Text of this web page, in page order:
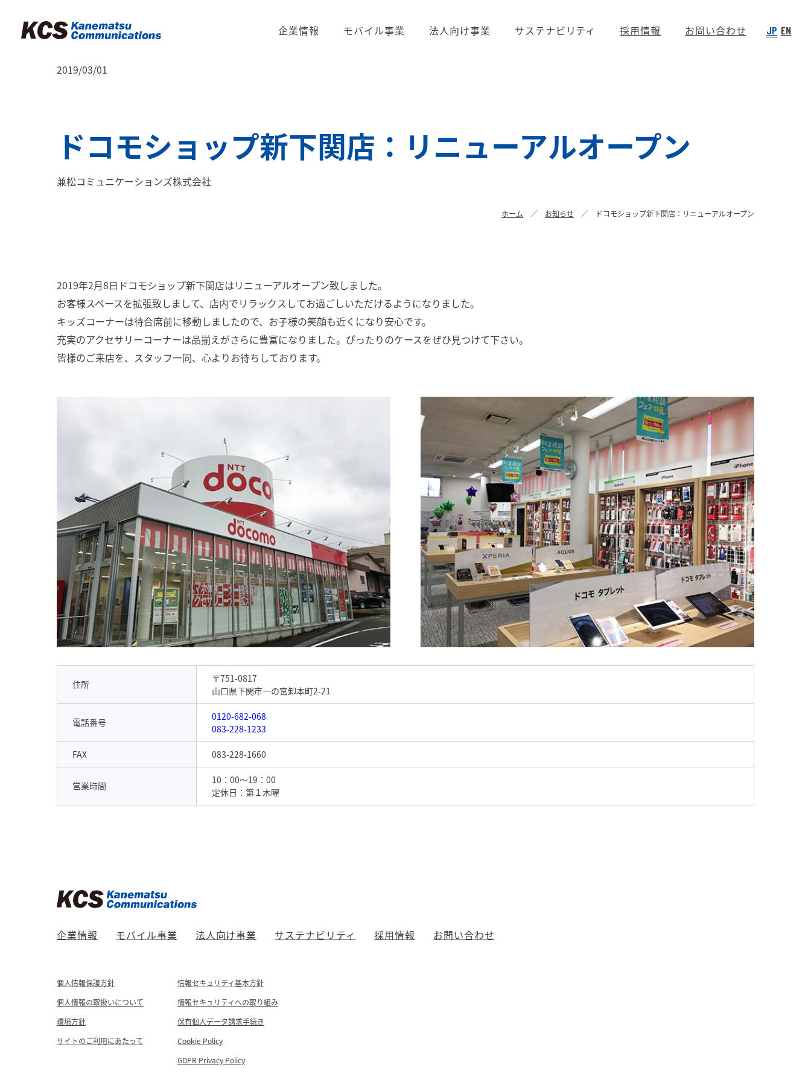
企業情報 モバイル事業 法人向け事業 サステナビリティ 採用情報 お問い合わせ JP EN
2019/03/01
ドコモショップ新下関店：リニューアルオープン
兼松コミュニケーションズ株式会社
ホーム お知らせ ドコモショップ新下関店：リニューアルオープン
2019年2月8日ドコモショップ新下関店はリニューアルオープン致しました。
お客様スペースを拡張致しまして、店内でリラックスしてお過ごしいただけるようになりました。
キッズコーナーは待合席前に移動しましたので、お子様の笑顔も近くになり安心です。
充実のアクセサリーコーナーは品揃えがさらに豊富になりました。ぴったりのケースをぜひ見つけて下さい。
皆様のご来店を、スタッフ一同、心よりお待ちしております。
住所
〒751-0817
山口県下関市一の宮卸本町2-21
電話番号
0120-682-068
083-228-1233
FAX 083-228-1660
営業時間
10：00～19：00
定休日：第１木曜
企業情報 モバイル事業 法人向け事業 サステナビリティ 採用情報 お問い合わせ
個人情報保護方針
情報セキュリティ基本方針
個人情報の取扱いについて
情報セキュリティへの取り組み
環境方針
保有個人データ請求手続き
サイトのご利用にあたって
Cookie Policy
GDPR Privacy Policy